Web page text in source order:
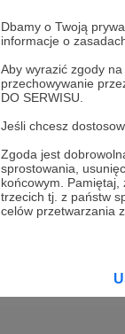
Dbamy o Twoją
informacje o
Aby wyrazić zgody
przechowywanie
DO SERWISU.
Jeśli chcesz
Zgoda jest
sprostowania,
końcowym. Pamiętaj,
trzecich tj. z państw
celów przetwarzania